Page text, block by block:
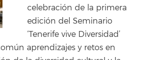
celebración de la primera
edición del Seminario
‘Tenerife vive Diversidad’
aprendizajes y retos en